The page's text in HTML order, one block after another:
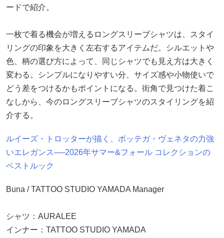
ードで紹介。
一枚で着る機会が増えるロングスリーブシャツは、スタイ
リングの印象を大きく左右するアイテムだ。シルエットや
色、柄の選び方によって、同じシャツでも見え方は大きく
変わる。シンプルになりやすい分、サイズ感や小物使いで
どう差をつけるかもポイントになる。街角で見つけた着こ
なしから、今のロングスリーブシャツのスタイリングを紹
介する。
ルイーズ・トロッターが描く、ボッテガ・ヴェネタの力強
いエレガンス──2026年サマー&フォール コレクションの
ベストルック
Buna / TATTOO STUDIO YAMADA Manager
シャツ：AURALEE
インナー：TATTOO STUDIO YAMADA